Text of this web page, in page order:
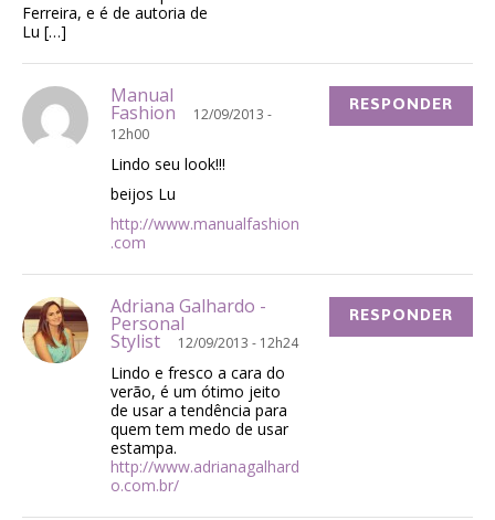
Ferreira, e é de autoria de
Lu […]
Manual
Fashion
12/09/2013 -
12h00
Lindo seu look!!!
beijos Lu
http://www.manualfashion
.com
RESPONDER
Adriana Galhardo -
Personal
Stylist 12/09/2013 - 12h24
Lindo e fresco a cara do
verão, é um ótimo jeito
de usar a tendência para
quem tem medo de usar
estampa.
http://www.adrianagalhard
o.com.br/
RESPONDER